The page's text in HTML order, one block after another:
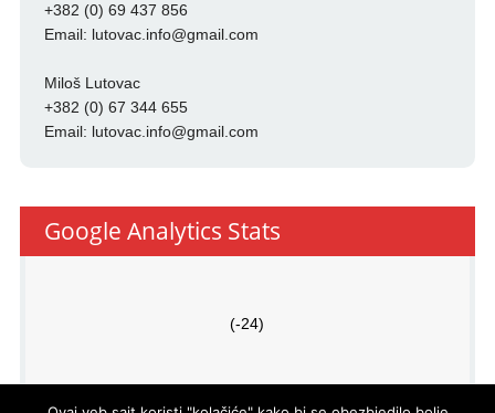
+382 (0) 69 437 856
Email: lutovac.info@gmail.com
Miloš Lutovac
+382 (0) 67 344 655
Email: lutovac.info@gmail.com
Google Analytics Stats
(-24)